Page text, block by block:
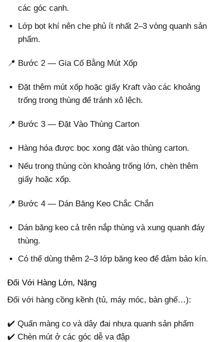
các góc cạnh.
Lớp bọt khí nên che phủ ít nhất 2–3 vòng quanh sản
phẩm.
📍 Bước 2 — Gia Cố Bằng Mút Xốp
Đặt thêm mút xốp hoặc giấy Kraft vào các khoảng
trống trong thùng để tránh xô lệch.
📍 Bước 3 — Đặt Vào Thùng Carton
Hàng hóa được bọc xong đặt vào thùng carton.
Nếu trong thùng còn khoảng trống lớn, chèn thêm
giấy hoặc xốp.
📍 Bước 4 — Dán Băng Keo Chắc Chắn
Dán băng keo cả trên nắp thùng và xung quanh đáy
thùng.
Có thể dùng thêm 2–3 lớp băng keo để đảm bảo kín.
Đối Với Hàng Lớn, Nặng
Đối với hàng cồng kềnh (tủ, máy móc, bàn ghế…):
✔️ Quấn màng co và dây đai nhựa quanh sản phẩm
✔️ Chèn mút ở các góc dễ va đập